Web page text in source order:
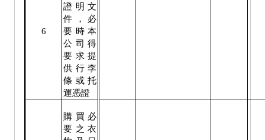
6
證明文
件，必
要時本
公司得
要求提
供行李
條或托
運憑證
購買必
要之衣